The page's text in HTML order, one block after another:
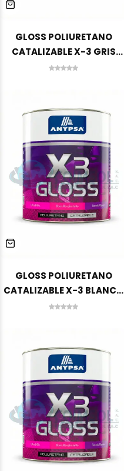
GLOSS POLIURETANO
CATALIZABLE X-3 GRIS
CLARO GA-7300 1 GLN
GLOSS POLIURETANO
CATALIZABLE X-3 BLANCO
GA-1000 1 GLN ANYPSA